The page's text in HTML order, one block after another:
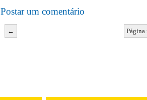
Postar um comentário
←